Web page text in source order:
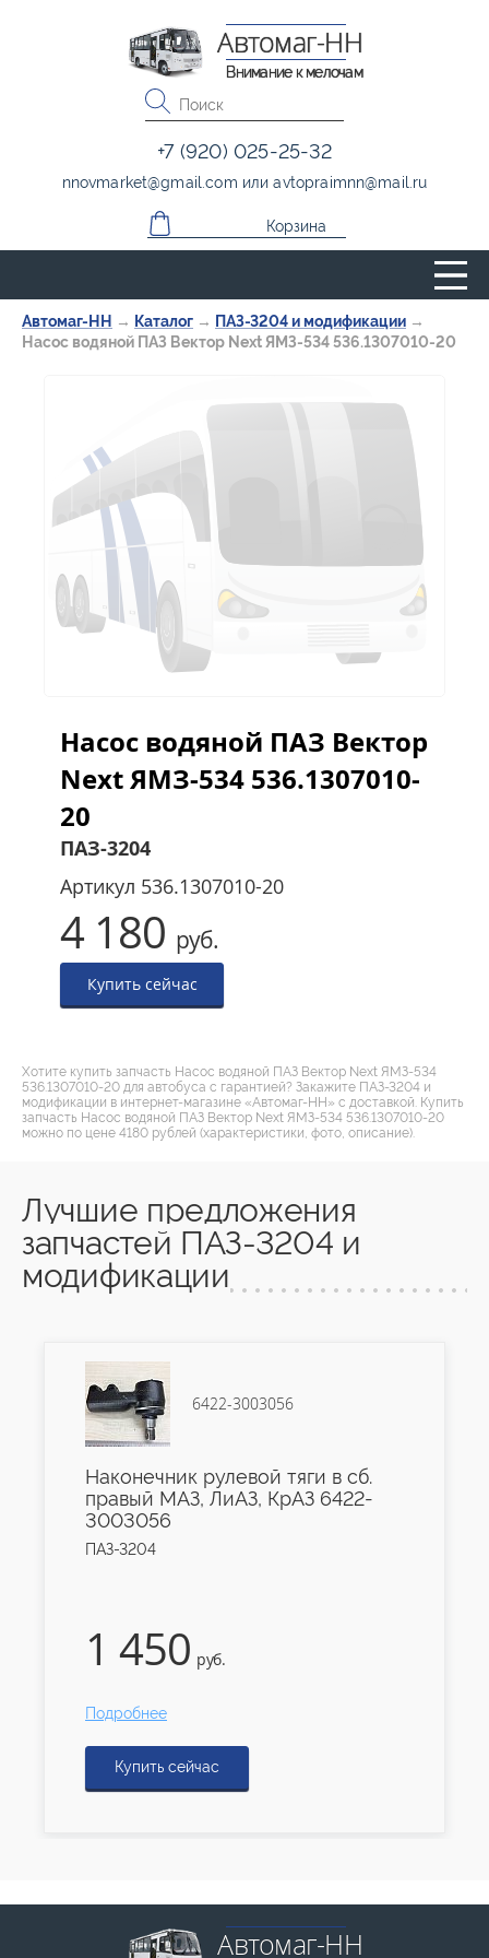
Автомаг-НН → Каталог → ПАЗ-3204 и модификации →
Насос водяной ПАЗ Вектор Next ЯМЗ-534 536.1307010-20
Насос водяной ПАЗ Вектор
Next ЯМЗ-534 536.1307010-
20
ПАЗ-3204
Артикул 536.1307010-20
4 180 руб.
Купить сейчас
Хотите купить запчасть Насос водяной ПАЗ Вектор Next ЯМЗ-534
536.1307010-20 для автобуса с гарантией? Закажите ПАЗ-3204 и
модификации в интернет-магазине «Автомаг-НН» с доставкой. Купить
запчасть Насос водяной ПАЗ Вектор Next ЯМЗ-534 536.1307010-20
можно по цене 4180 рублей (характеристики, фото, описание).
Лучшие предложения
запчастей ПАЗ-3204 и
модификации
6422-3003056
Наконечник рулевой тяги в сб.
правый МАЗ, ЛиАЗ, КрАЗ 6422-
3003056
ПАЗ-3204
1 450 руб.
Подробнее
Купить сейчас
Автомаг-НН
Автомаг-НН
Внимание к мелочам
+7 (920) 025-25-32
nnovmarket@gmail.com илиavtopraimnn@mail.ru
Корзина